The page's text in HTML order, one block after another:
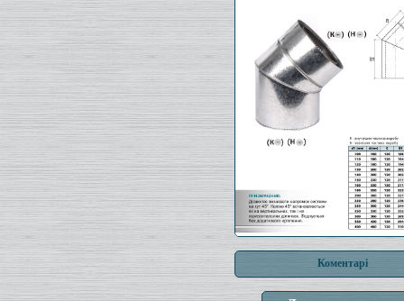
Коментарі